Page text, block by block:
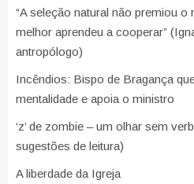
“A seleção natural não premiou
melhor aprendeu a cooperar”
antropólogo)
Incêndios: Bispo de Bragança
mentalidade e apoia o ministro
‘z’ de zombie – um olhar sem
sugestões de leitura)
A liberdade da Igreja